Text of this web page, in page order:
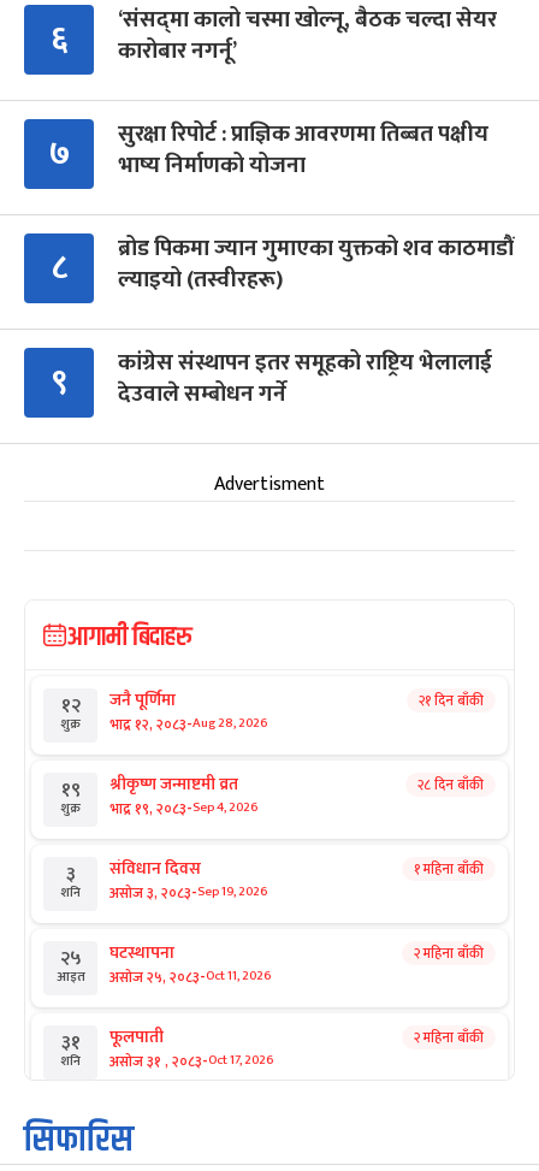
६
‘संसद्‍मा कालो चस्मा खोल्नू, बैठक चल्दा सेयर
कारोबार नगर्नू’
७
सुरक्षा रिपोर्ट : प्राज्ञिक आवरणमा तिब्बत पक्षीय
भाष्य निर्माणको योजना
८
ब्रोड पिकमा ज्यान गुमाएका युक्तको शव काठमाडौं
ल्याइयो (तस्वीरहरू)
९
कांग्रेस संस्थापन इतर समूहको राष्ट्रिय भेलालाई
देउवाले सम्बोधन गर्ने
Advertisment
आगामी बिदाहरु
१२
शुक्र
जनै पूर्णिमा
भाद्र १२, २०८३-Aug 28, 2026
२१ दिन बाँकी
१९
शुक्र
श्रीकृष्ण जन्माष्टमी व्रत
भाद्र १९, २०८३-Sep 4, 2026
२८ दिन बाँकी
३
शनि
संविधान दिवस
असोज ३, २०८३-Sep 19, 2026
१ महिना बाँकी
२५
आइत
घटस्थापना
असोज २५, २०८३-Oct 11, 2026
२ महिना बाँकी
३१
शनि
फूलपाती
असोज ३१ , २०८३-Oct 17, 2026
२ महिना बाँकी
१
आइत
कार्तिक सङ्क्रान्ति
कार्तिक १, २०८३
सिफारिस